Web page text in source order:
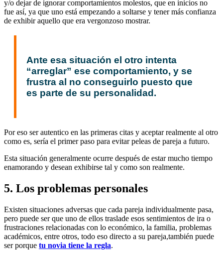
y/o dejar de ignorar comportamientos molestos, que en inicios no
fue así, ya que uno está empezando a soltarse y tener más confianza
de exhibir aquello que era vergonzoso mostrar.
Ante esa situación el otro intenta
“arreglar” ese comportamiento, y se
frustra al no conseguirlo puesto que
es parte de su personalidad.
Por eso ser autentico en las primeras citas y aceptar realmente al otro
como es, sería el primer paso para evitar peleas de pareja a futuro.
Esta situación generalmente ocurre después de estar mucho tiempo
enamorando y desean exhibirse tal y como son realmente.
5. Los problemas personales
Existen situaciones adversas que cada pareja individualmente pasa,
pero puede ser que uno de ellos traslade esos sentimientos de ira o
frustraciones relacionadas con lo económico, la familia, problemas
académicos, entre otros, todo eso directo a su pareja,también puede
ser porque tu novia tiene la regla.